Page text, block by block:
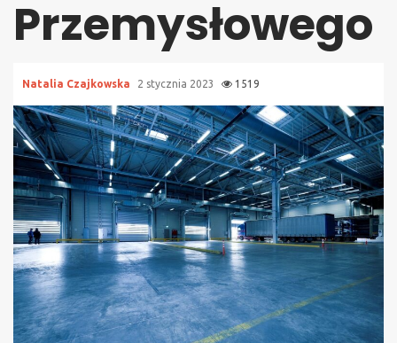
Przemysłowego
Natalia Czajkowska 2 stycznia 2023 1519